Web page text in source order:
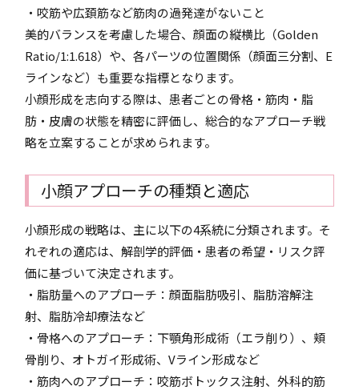
・咬筋や広頚筋など筋肉の過発達がないこと
美的バランスを考慮した場合、顔面の縦横比（Golden
Ratio/1:1.618）や、各パーツの位置関係（顔面三分割、E
ラインなど）も重要な指標となります。
小顔形成を志向する際は、患者ごとの骨格・筋肉・脂
肪・皮膚の状態を精密に評価し、総合的なアプローチ戦
略を立案することが求められます。
小顔アプローチの種類と適応
小顔形成の戦略は、主に以下の4系統に分類されます。そ
れぞれの適応は、解剖学的評価・患者の希望・リスク評
価に基づいて決定されます。
・脂肪量へのアプローチ：顔面脂肪吸引、脂肪溶解注
射、脂肪冷却療法など
・骨格へのアプローチ：下顎角形成術（エラ削り）、頬
骨削り、オトガイ形成術、Vライン形成など
・筋肉へのアプローチ：咬筋ボトックス注射、外科的筋